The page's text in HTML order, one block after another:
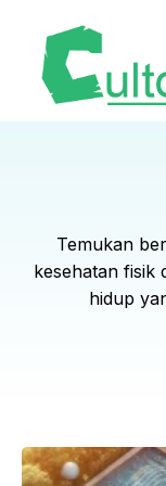
Temukan
kesehatan fisik
hidup